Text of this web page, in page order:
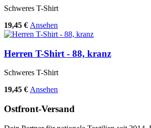
Schweres T-Shirt
19,45 € Ansehen
Herren T-Shirt - 88, kranz
Schweres T-Shirt
19,45 € Ansehen
Ostfront-Versand